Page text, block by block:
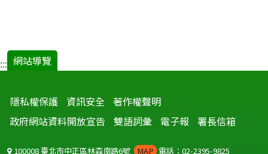
::: 網站導覽
隱私權保護 資訊安全 著作權聲明
政府網站資料開放宣告
雙語詞彙 電子報 署長信箱
100008 臺北市中正區林森南路6號 MAP 電話：02-2395-9825